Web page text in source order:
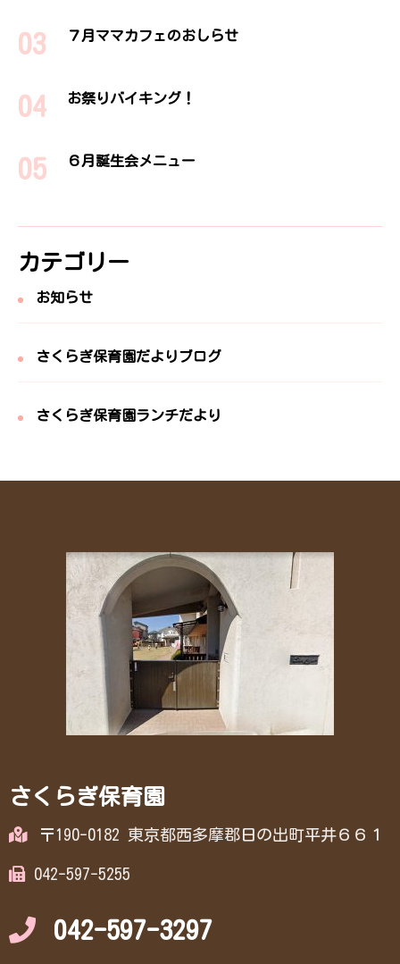
７月ママカフェのおしらせ
お祭りバイキング！
６月誕生会メニュー
カテゴリー
お知らせ
さくらぎ保育園だよりブログ
さくらぎ保育園ランチだより
さくらぎ保育園
〒190-0182 東京都西多摩郡日の出町平井６６１
042-597-5255
042-597-3297